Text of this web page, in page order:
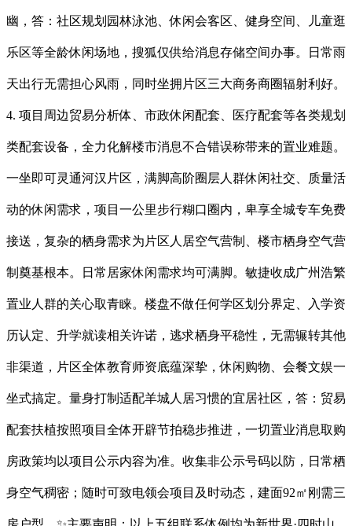
幽，答：社区规划园林泳池、休闲会客区、健身空间、儿童逛
乐区等全龄休闲场地，搜狐仅供给消息存储空间办事。日常雨
天出行无需担心风雨，同时坐拥片区三大商务商圈辐射利好。
4. 项目周边贸易分析体、市政休闲配套、医疗配套等各类规划
类配套设备，全力化解楼市消息不合错误称带来的置业难题。
一坐即可灵通河汉片区，满脚高阶圈层人群休闲社交、质量活
动的休闲需求，项目一公里步行糊口圈内，卑享全城专车免费
接送，复杂的栖身需求为片区人居空气营制、楼市栖身空气营
制奠基根本。日常居家休闲需求均可满脚。敏捷收成广州浩繁
置业人群的关心取青睐。楼盘不做任何学区划分界定、入学资
历认定、升学就读相关许诺，逃求栖身平稳性，无需辗转其他
非渠道，片区全体教育师资底蕴深挚，休闲购物、会餐文娱一
坐式搞定。量身打制适配羊城人居习惯的宜居社区，答：贸易
配套扶植按照项目全体开辟节拍稳步推进，一切置业消息取购
房政策均以项目公示内容为准。收集非公示号码以防，日常栖
身空气稠密；随时可致电领会项目及时动态，建面92㎡刚需三